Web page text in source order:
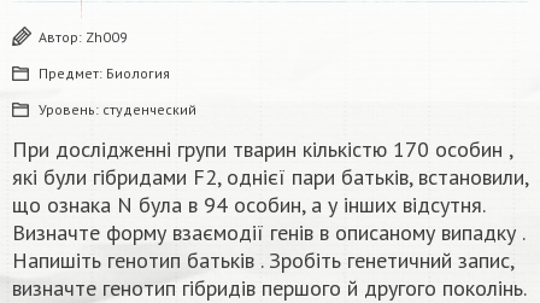
Автор: Zh009
Предмет: Биология
Уровень: студенческий
При дослідженні групи тварин кількістю 170 особин ,
які були гібридами F2, однієї пари батьків, встановили,
що ознака N була в 94 особин, а у інших відсутня.
Визначте форму взаємодії генів в описаному випадку .
Напишіть генотип батьків . Зробіть генетичний запис,
визначте генотип гібридів першого й другого поколінь.